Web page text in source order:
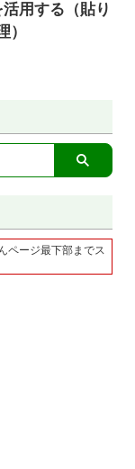
用する（貼り
）
ページ最下部までス